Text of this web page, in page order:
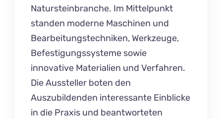
Natursteinbranche. Im Mittelpunkt
standen moderne Maschinen und
Bearbeitungstechniken, Werkzeuge,
Befestigungssysteme sowie
innovative Materialien und Verfahren.
Die Aussteller boten den
Auszubildenden interessante Einblicke
in die Praxis und beantworteten